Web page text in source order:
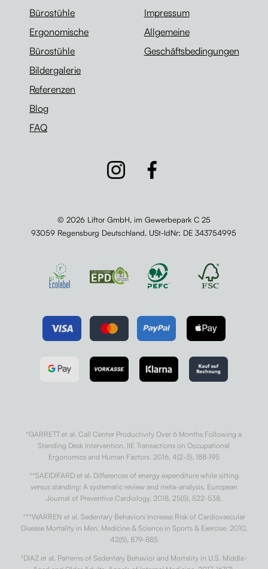
Bürostühle
Ergonomische
Bürostühle
Bildergalerie
Referenzen
Blog
FAQ
Impressum
Allgemeine
Geschäftsbedingungen
© 2026 Liftor GmbH, im Gewerbepark C 25
93059 Regensburg Deutschland, USt-IdNr: DE 343754995
*GARRETT et al. Call Center Productivity Over 6 Months Following a
Standing Desk Intervention. IIE Transactions on Occupational
Ergonomics and Human Factors. 2016, 4(2-3), 188-195
**SAEIDIFARD et al. Differences of energy expenditure while sitting
versus standing: A systematic review and meta-analysis. European
Journal of Preventive Cardiology. 2018, 25(5), 522-538.
***WARREN et al. Sedentary Behaviors Increase Risk of Cardiovascular
Disease Mortality in Men. Medicine & Science in Sports & Exercise. 2010,
42(5), 879-885
†DIAZ et al. Patterns of Sedentary Behavior and Mortality in U.S. Middle-